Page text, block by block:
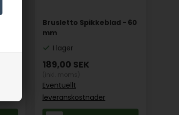
Brusletto Spikkeblad - 60
mm
I lager
189,00 SEK
Eventuellt
leveranskostnader